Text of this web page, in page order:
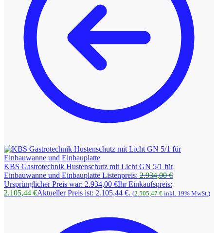
KBS Gastrotechnik Hustenschutz mit Licht GN 5/1 für
Einbauwanne und Einbauplatte Listenpreis: 2.934,00€
Ursprünglicher Preis war: 2.934,00 €Ihr Einkaufspreis:
2.105,44 €Aktueller Preis ist: 2.105,44 €. (2.505,47 € inkl. 19% MwSt.)